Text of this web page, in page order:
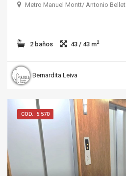
Metro Manuel Montt/ Antonio Bellet
2 baños 43 / 43 m2
Bernardita Leiva
COD.: 5.570